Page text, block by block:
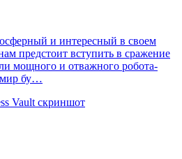
и интересный в своем
предстоит вступить в сражение
мощного и отважного робота-
мир бу…